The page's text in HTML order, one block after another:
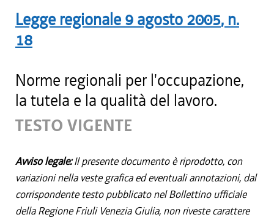
Legge regionale 9 agosto 2005, n.
18
Norme regionali per l'occupazione,
la tutela e la qualità del lavoro.
TESTO VIGENTE
Avviso legale:Il presente documento è riprodotto, con
variazioni nella veste grafica ed eventuali annotazioni, dal
corrispondente testo pubblicato nel Bollettino ufficiale
della Regione Friuli Venezia Giulia, non riveste carattere